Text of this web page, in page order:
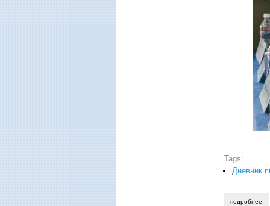
Tags:
Дневник
подробнее